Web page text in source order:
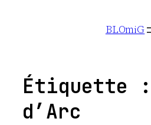
BLOmiG
Étiquette :
d’Arc